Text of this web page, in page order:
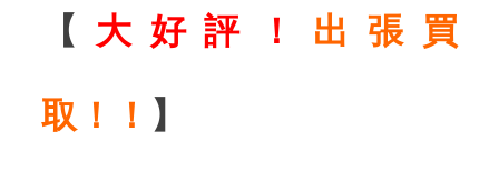
【 大好評！ 出張買
取！！ 】